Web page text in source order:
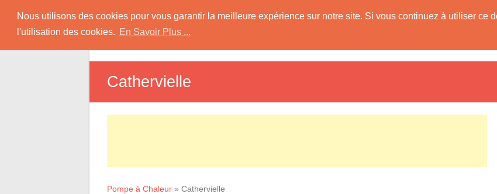
Nous utilisons des cookies pour vous garantir la meilleure expérience sur notre site. Si vous continuez à utiliser ce
l'utilisation des cookies. En Savoir Plus ...
content
Pompe à Chaleur
Informations sur les Pompes à Chaleur
Cathervielle
Pompe à Chaleur » Cathervielle